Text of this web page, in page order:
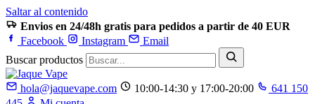
Saltar al contenido
Envios en 24/48h gratis para pedidos a partir de 40 EUR
Facebook
Instagram
Email
Buscar productos
hola@jaquevape.com 10:00-14:30 y 17:00-20:00
641 150